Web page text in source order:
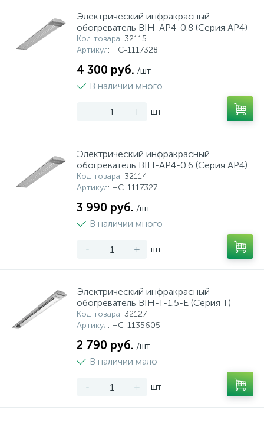
Электрический инфракрасный
обогреватель BIH-AP4-0.8 (Серия AP4)
Код товара: 32115
Артикул: НС-1117328
4 300 руб. /шт
В наличии много
- + шт
Электрический инфракрасный
обогреватель BIH-AP4-0.6 (Серия AP4)
Код товара: 32114
Артикул: НС-1117327
3 990 руб. /шт
В наличии много
- + шт
Электрический инфракрасный
обогреватель BIH-T-1.5-E (Серия T)
Код товара: 32127
Артикул: НС-1135605
2 790 руб. /шт
В наличии мало
- + шт